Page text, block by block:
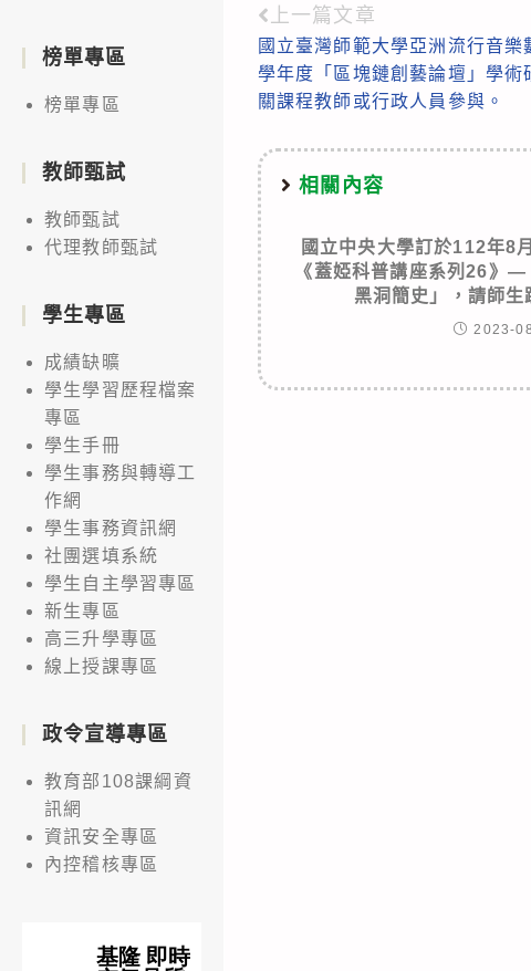
Read
more
articles
上一篇文章
國立臺灣師範大學亞洲流行音
學年度「區塊鏈創藝論壇」學術
關課程教師或行政人員參與。
相關內容
國立中央大學訂於112年8
《蓋婭科普講座系列26》
黑洞簡史」，請師生
2023-
榜單專區
榜單專區
教師甄試
教師甄試
代理教師甄試
學生專區
成績缺曠
學生學習歷程檔案
專區
學生手冊
學生事務與轉導工
作網
學生事務資訊網
社團選填系統
學生自主學習專區
新生專區
高三升學專區
線上授課專區
政令宣導專區
教育部108課綱資
訊網
資訊安全專區
內控稽核專區